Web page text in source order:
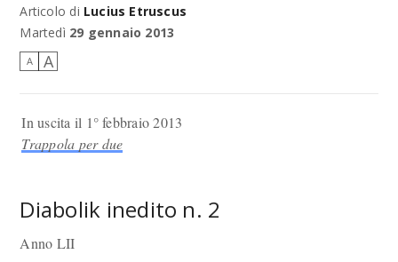
Articolo di Lucius Etruscus
Martedì 29 gennaio 2013
A A
In uscita il 1° febbraio 2013
Trappola per due
Diabolik inedito n. 2
Anno LII